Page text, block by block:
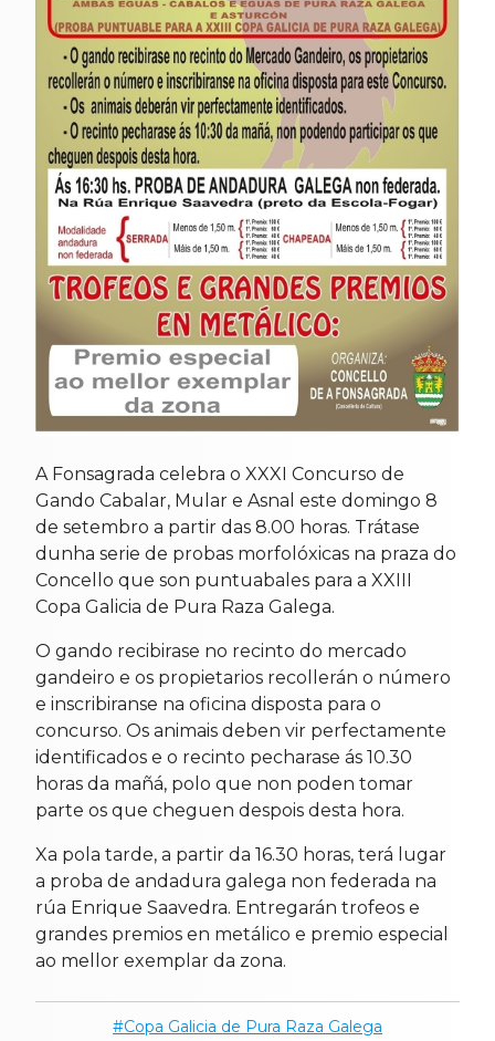
A Fonsagrada celebra o XXXI Concurso de
Gando Cabalar, Mular e Asnal este domingo 8
de setembro a partir das 8.00 horas. Trátase
dunha serie de probas morfolóxicas na praza do
Concello que son puntuabales para a XXIII
Copa Galicia de Pura Raza Galega.
O gando recibirase no recinto do mercado
gandeiro e os propietarios recollerán o número
e inscribiranse na oficina disposta para o
concurso. Os animais deben vir perfectamente
identificados e o recinto pecharase ás 10.30
horas da mañá, polo que non poden tomar
parte os que cheguen despois desta hora.
Xa pola tarde, a partir da 16.30 horas, terá lugar
a proba de andadura galega non federada na
rúa Enrique Saavedra. Entregarán trofeos e
grandes premios en metálico e premio especial
ao mellor exemplar da zona.
Copa Galicia de Pura Raza Galega